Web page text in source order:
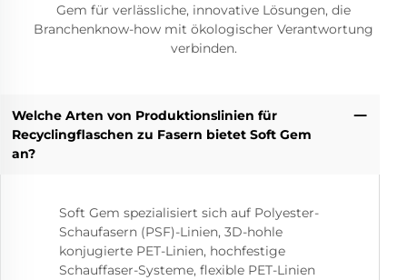
Gem für verlässliche, innovative Lösungen, die
Branchenknow-how mit ökologischer Verantwortung
verbinden.
Welche Arten von Produktionslinien für
Recyclingflaschen zu Fasern bietet Soft Gem
an?
Soft Gem spezialisiert sich auf Polyester-
Schaufasern (PSF)-Linien, 3D-hohle
konjugierte PET-Linien, hochfestige
Schauffaser-Systeme, flexible PET-Linien